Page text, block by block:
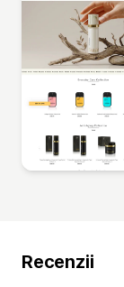
Recenzii